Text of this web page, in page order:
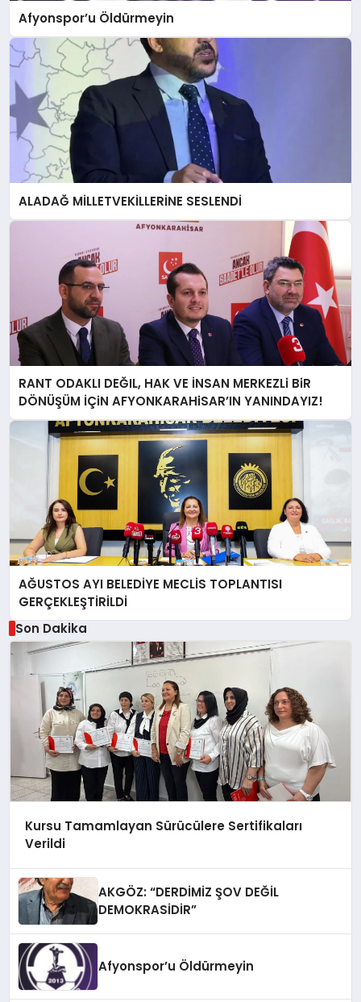
Afyonspor’u Öldürmeyin
ALADAĞ MİLLETVEKİLLERİNE SESLENDİ
RANT ODAKLI DEĞIL, HAK VE İNSAN MERKEZLi BiR
DÖNÜŞÜM İÇiN AFYONKARAHiSAR’IN YANINDAYIZ!
AĞUSTOS AYI BELEDİYE MECLİS TOPLANTISI
GERÇEKLEŞTİRİLDİ
Son Dakika
Kursu Tamamlayan Sürücülere Sertifikaları
Verildi
AKGÖZ: “DERDİMİZ ŞOV DEĞİL
DEMOKRASİDİR”
Afyonspor’u Öldürmeyin